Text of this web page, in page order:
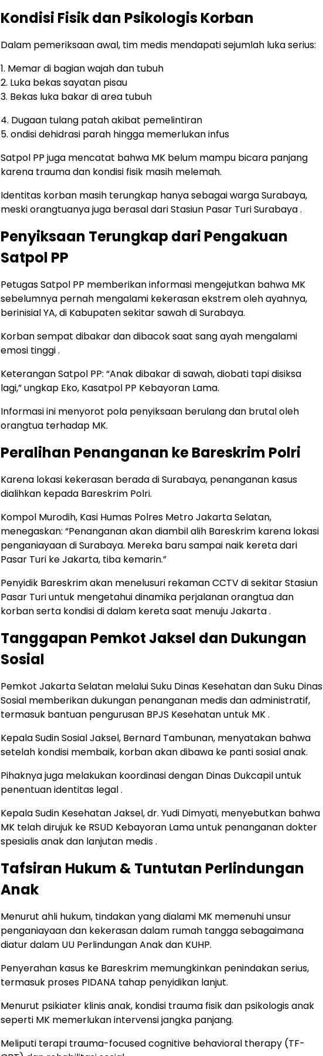
Kondisi Fisik dan Psikologis Korban
Dalam pemeriksaan awal, tim medis mendapati sejumlah luka serius:
1. Memar di bagian wajah dan tubuh
2. Luka bekas sayatan pisau
3. Bekas luka bakar di area tubuh
4. Dugaan tulang patah akibat pemelintiran
5. ondisi dehidrasi parah hingga memerlukan infus
Satpol PP juga mencatat bahwa MK belum mampu bicara panjang
karena trauma dan kondisi fisik masih melemah.
Identitas korban masih terungkap hanya sebagai warga Surabaya,
meski orangtuanya juga berasal dari Stasiun Pasar Turi Surabaya .
Penyiksaan Terungkap dari Pengakuan
Satpol PP
Petugas Satpol PP memberikan informasi mengejutkan bahwa MK
sebelumnya pernah mengalami kekerasan ekstrem oleh ayahnya,
berinisial YA, di Kabupaten sekitar sawah di Surabaya.
Korban sempat dibakar dan dibacok saat sang ayah mengalami
emosi tinggi .
Keterangan Satpol PP: “Anak dibakar di sawah, diobati tapi disiksa
lagi,” ungkap Eko, Kasatpol PP Kebayoran Lama.
Informasi ini menyorot pola penyiksaan berulang dan brutal oleh
orangtua terhadap MK.
Peralihan Penanganan ke Bareskrim Polri
Karena lokasi kekerasan berada di Surabaya, penanganan kasus
dialihkan kepada Bareskrim Polri.
Kompol Murodih, Kasi Humas Polres Metro Jakarta Selatan,
menegaskan: “Penanganan akan diambil alih Bareskrim karena lokasi
penganiayaan di Surabaya. Mereka baru sampai naik kereta dari
Pasar Turi ke Jakarta, tiba kemarin.”
Penyidik Bareskrim akan menelusuri rekaman CCTV di sekitar Stasiun
Pasar Turi untuk mengetahui dinamika perjalanan orangtua dan
korban serta kondisi di dalam kereta saat menuju Jakarta .
Tanggapan Pemkot Jaksel dan Dukungan
Sosial
Pemkot Jakarta Selatan melalui Suku Dinas Kesehatan dan Suku Dinas
Sosial memberikan dukungan penanganan medis dan administratif,
termasuk bantuan pengurusan BPJS Kesehatan untuk MK .
Kepala Sudin Sosial Jaksel, Bernard Tambunan, menyatakan bahwa
setelah kondisi membaik, korban akan dibawa ke panti sosial anak.
Pihaknya juga melakukan koordinasi dengan Dinas Dukcapil untuk
penentuan identitas legal .
Kepala Sudin Kesehatan Jaksel, dr. Yudi Dimyati, menyebutkan bahwa
MK telah dirujuk ke RSUD Kebayoran Lama untuk penanganan dokter
spesialis anak dan lanjutan medis .
Tafsiran Hukum & Tuntutan Perlindungan
Anak
Menurut ahli hukum, tindakan yang dialami MK memenuhi unsur
penganiayaan dan kekerasan dalam rumah tangga sebagaimana
diatur dalam UU Perlindungan Anak dan KUHP.
Penyerahan kasus ke Bareskrim memungkinkan penindakan serius,
termasuk proses PIDANA tahap penyidikan lanjut.
Menurut psikiater klinis anak, kondisi trauma fisik dan psikologis anak
seperti MK memerlukan intervensi jangka panjang.
Meliputi terapi trauma-focused cognitive behavioral therapy (TF-